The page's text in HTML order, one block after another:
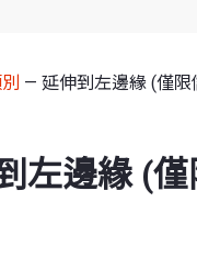
— 延伸到左邊緣 (僅
左邊緣 (